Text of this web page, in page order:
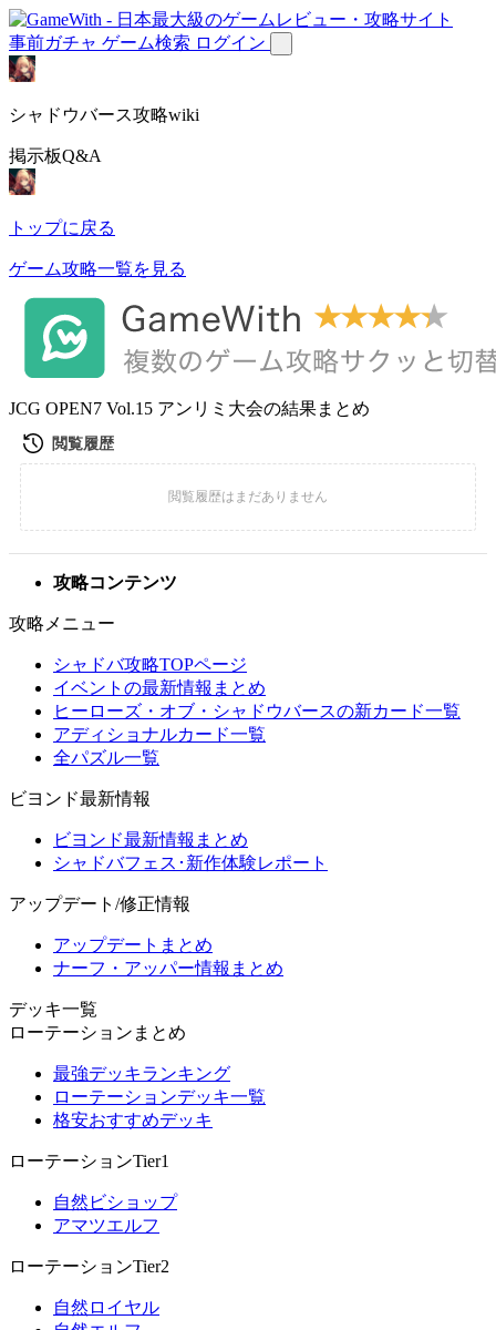
事前ガチャ ゲーム検索 ログイン
シャドウバース攻略wiki
掲示板Q&A
トップに戻る
ゲーム攻略一覧を見る
JCG OPEN7 Vol.15 アンリミ大会の結果まとめ
攻略コンテンツ
攻略メニュー
シャドバ攻略TOPページ
イベントの最新情報まとめ
ヒーローズ・オブ・シャドウバースの新カード一覧
アディショナルカード一覧
全パズル一覧
ビヨンド最新情報
ビヨンド最新情報まとめ
シャドバフェス･新作体験レポート
アップデート/修正情報
アップデートまとめ
ナーフ・アッパー情報まとめ
デッキ一覧
ローテーションまとめ
最強デッキランキング
ローテーションデッキ一覧
格安おすすめデッキ
ローテーションTier1
自然ビショップ
アマツエルフ
ローテーションTier2
自然ロイヤル